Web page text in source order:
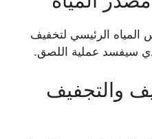
المياه الرئيسي لتخفيف
سيفسد عملية اللصق.
والتجفيف